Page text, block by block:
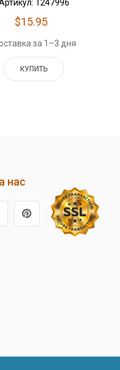
1247996
$15.95
за 1–3 дня
КУПИТЬ
нас